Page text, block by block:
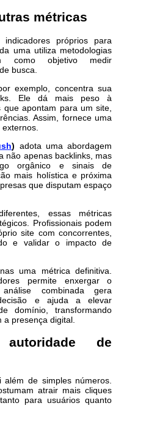
métricas
indicadores próprios para
uma utiliza metodologias
como objetivo medir
busca.
exemplo, concentra sua
Ele dá mais peso à
apontam para um site,
Assim, fornece uma
) adota uma abordagem
não apenas backlinks, mas
orgânico e sinais de
mais holística e próxima
que disputam espaço
essas métricas
Profissionais podem
site com concorrentes,
e validar o impacto de
uma métrica definitiva.
permite enxergar o
combinada gera
e ajuda a elevar
domínio, transformando
presença digital.
de
de simples números.
atrair mais cliques
para usuários quanto